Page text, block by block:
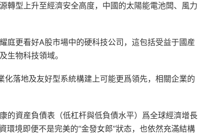
轉型上升至經濟安全高度，中國的太陽能電池闆、風力
庭更看好A股市場中的硬科技公司，這包括受益于國産
生物科技領域。
落地及友好型系統構建上可能更爲領先，相關企業的
的資産負債表（低杠杆與低負債水平）爲全球經濟增長
境即便不是完美的“金發女郎”狀态，也依然充滿結構